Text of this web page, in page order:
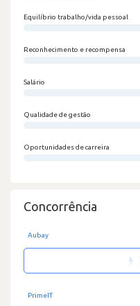
Equilíbrio trabalho/vida pessoal
Reconhecimento e recompensa
Salário
Qualidade de gestão
Oportunidades de carreira
Concorrência
Aubay
PrimeIT